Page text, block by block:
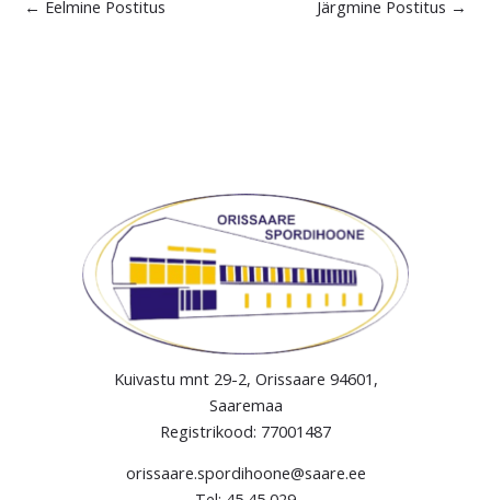
← Eelmine Postitus Järgmine Postitus →
Kuivastu mnt 29-2, Orissaare 94601,
Saaremaa
Registrikood: 77001487
orissaare.spordihoone@saare.ee